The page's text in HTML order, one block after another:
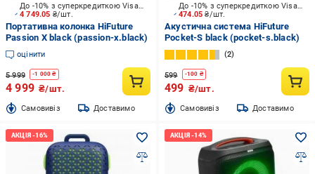
4 749.05 ₴/шт.
До -10% з суперкредиткою Visa Вигода
Портативна колонка HiFuture
Passion X black (passion-x.black)
оцінити
5 999 -1 000 ₴
4 999 ₴/шт.
Cамовивіз Доставимо
474.05₴/шт.
До -10% з суперкредиткою Visa Вигода
Акустична система HiFuture
Pocket-S black (pocket-s.black)
2
599 -100 ₴
499 ₴/шт.
Cамовивіз Доставимо